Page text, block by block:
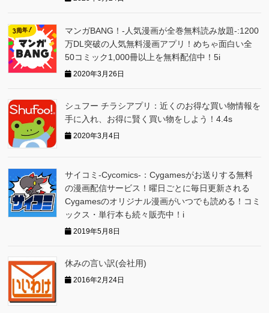
マンガBANG！-人気漫画が全巻無料読み放題-:1200
万DL突破の人気無料漫画アプリ！めちゃ面白い全
50コミック1,000冊以上を無料配信中！5i
2020年3月26日
シュフー チラシアプリ：近くのお得な買い物情報を
手に入れ、お得に賢く買い物をしよう！4.4s
2020年3月4日
サイコミ-Cycomics-：Cygamesがお送りする無料
の漫画配信サービス！曜日ごとに毎日更新される
Cygamesのオリジナル漫画がいつでも読める！コミ
ックス・単行本も続々販売中！i
2019年5月8日
休みの言い訳(会社用)
2016年2月24日